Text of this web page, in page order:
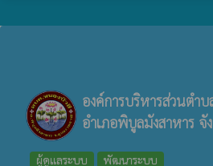
องค์การบริหารส่วนตำ
อำเภอพิบูลมังสาหาร จั
ผู้ดูแลระบบ พัฒนาระบบ